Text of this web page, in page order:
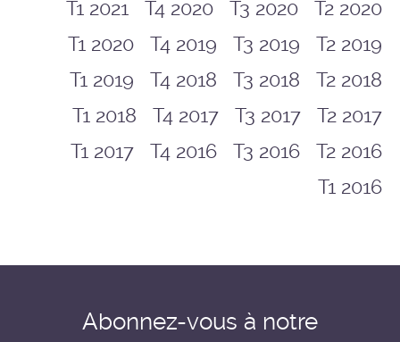
T1 2021 T4 2020 T3 2020
T2 2020
T1 2020
T4 2019 T3 2019
T2 2019
T1 2019
T4 2018 T3 2018
T2 2018
T1 2018
T4 2017 T3 2017
T2 2017
T1 2017
T4 2016 T3 2016
T2 2016
T1 2016
Abonnez-vous à notre